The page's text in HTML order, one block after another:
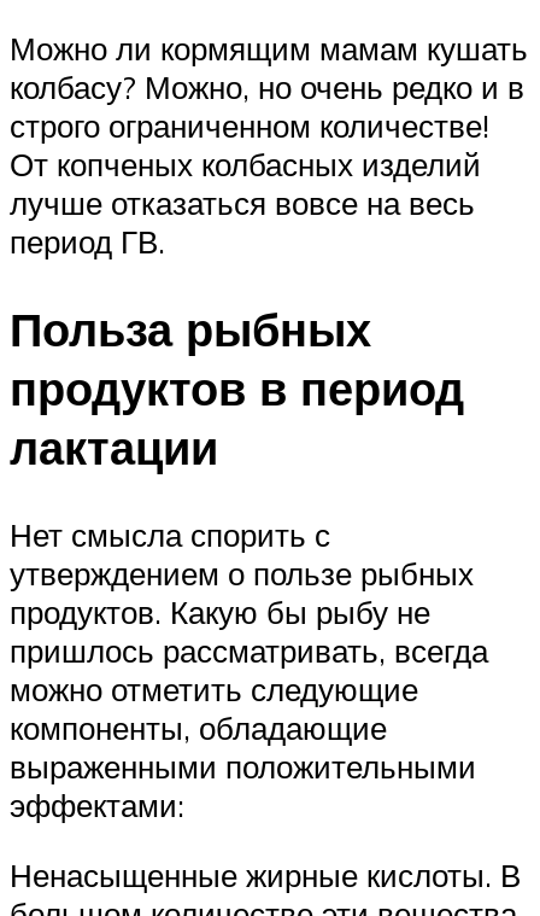
Можно ли кормящим мамам кушать
колбасу? Можно, но очень редко и в
строго ограниченном количестве!
От копченых колбасных изделий
лучше отказаться вовсе на весь
период ГВ.
Польза рыбных
продуктов в период
лактации
Нет смысла спорить с
утверждением о пользе рыбных
продуктов. Какую бы рыбу не
пришлось рассматривать, всегда
можно отметить следующие
компоненты, обладающие
выраженными положительными
эффектами:
Ненасыщенные жирные кислоты. В